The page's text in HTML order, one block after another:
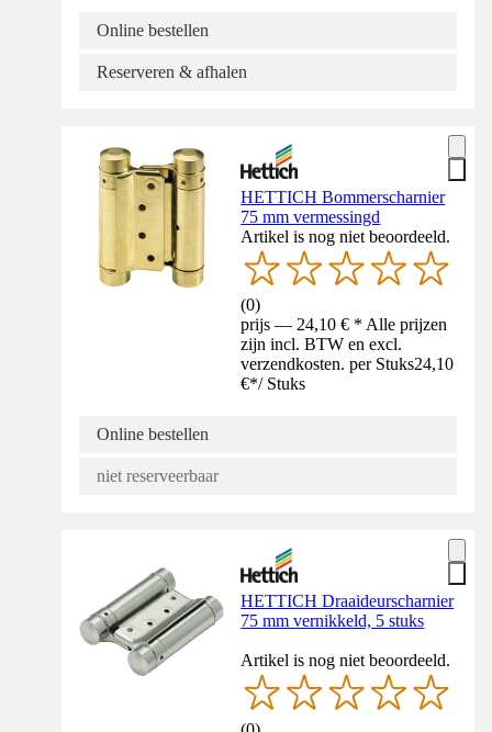
Online bestellen
Reserveren & afhalen
HETTICH Bommerscharnier
75 mm vermessingd
Artikel is nog niet beoordeeld.
(0)
prijs — 24,10 € * Alle prijzen
zijn incl. BTW en excl.
verzendkosten. per Stuks24,10
€*/ Stuks
Online bestellen
niet reserveerbaar
HETTICH Draaideurscharnier
75 mm vernikkeld, 5 stuks
Artikel is nog niet beoordeeld.